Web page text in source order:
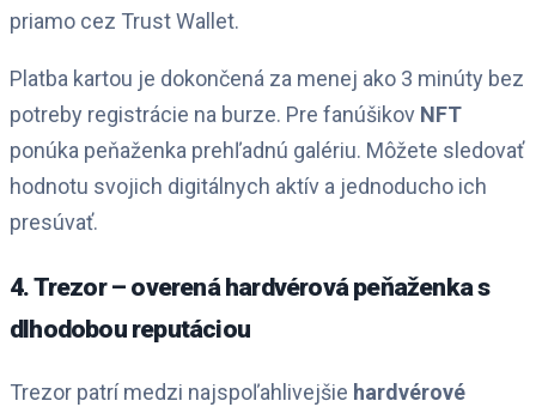
priamo cez Trust Wallet.
Platba kartou je dokončená za menej ako 3 minúty bez
potreby registrácie na burze. Pre fanúšikov NFT
ponúka peňaženka prehľadnú galériu. Môžete sledovať
hodnotu svojich digitálnych aktív a jednoducho ich
presúvať.
4. Trezor – overená hardvérová peňaženka s
dlhodobou reputáciou
Trezor patrí medzi najspoľahlivejšie hardvérové